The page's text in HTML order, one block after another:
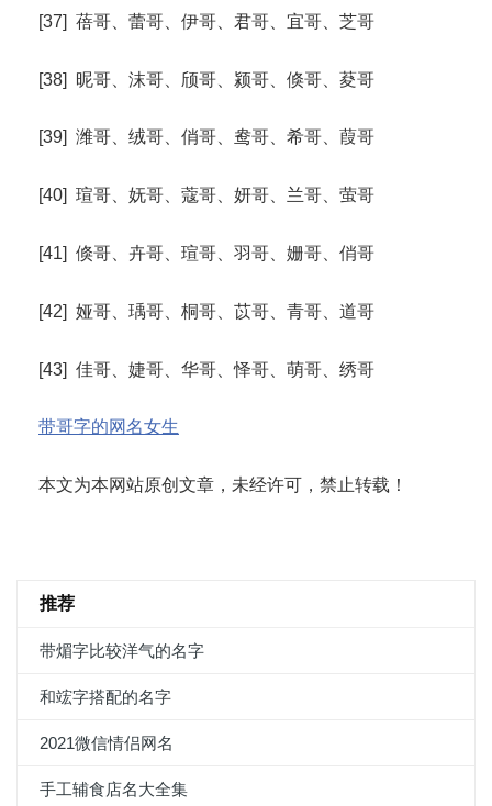
[37] 蓓哥、蕾哥、伊哥、君哥、宜哥、芝哥
[38] 昵哥、沫哥、颀哥、颍哥、倏哥、荾哥
[39] 潍哥、绒哥、俏哥、鸯哥、希哥、葭哥
[40] 瑄哥、妩哥、蔻哥、妍哥、兰哥、萤哥
[41] 倏哥、卉哥、瑄哥、羽哥、姗哥、俏哥
[42] 娅哥、瑀哥、桐哥、苡哥、青哥、道哥
[43] 佳哥、婕哥、华哥、怿哥、萌哥、绣哥
带哥字的网名女生
本文为本网站原创文章，未经许可，禁止转载！
推荐
带煝字比较洋气的名字
和竤字搭配的名字
2021微信情侣网名
手工辅食店名大全集